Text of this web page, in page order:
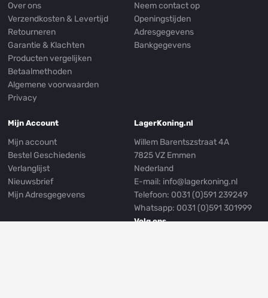
Over ons
Verzendkosten & Levertijd
Retourneren
Garantie & Klachten
Producten vergelijken
Betaalmethoden
Algemene voorwaarden
Privacy
Neem contact op
Openingstijden
Adresgegevens
Bankgegevens
Mijn Account
Mijn account
Bestel Geschiedenis
Verlanglijst
Nieuwsbrief
Mijn Adresgegevens
LagerKoning.nl
Willem Barentszstraat 4A
7825 VZ Emmen
Nederland
E-mail: info@lagerkoning.nl
Telefoon: 0031 (0)591 239249
Whatsapp: 0031 (0)591 301999
Volg ons